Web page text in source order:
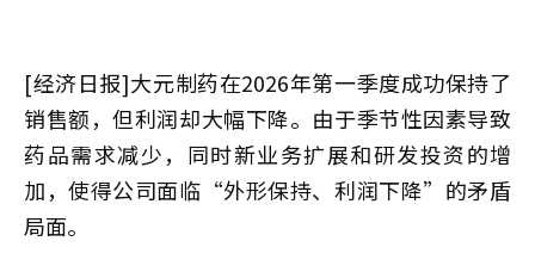
[经济日报]大元制药在2026年第一季度成功保持了
销售额，但利润却大幅下降。由于季节性因素导致
药品需求减少，同时新业务扩展和研发投资的增
加，使得公司面临“外形保持、利润下降”的矛盾
局面。